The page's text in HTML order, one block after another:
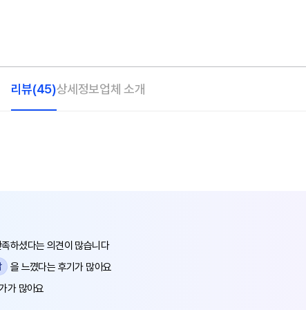
리뷰(45)상세정보업체 소개
하셨다는 의견이 많습니다
을 느꼈다는 후기가 많아요
가 많아요